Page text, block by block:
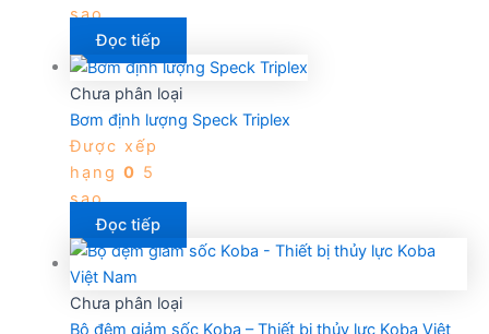
sao
Đọc tiếp
Chưa phân loại
Bơm định lượng Speck Triplex
Được xếp
hạng 0 5
sao
Đọc tiếp
Chưa phân loại
Bộ đệm giảm sốc Koba – Thiết bị thủy lực Koba Việt